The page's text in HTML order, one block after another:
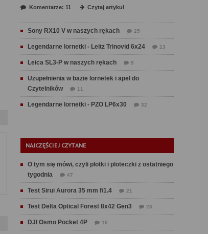
Komentarze: 11 Czytaj artykuł
Sony RX10 V w naszych rękach 25
Legendarne lornetki - Leitz Trinovid 6x24 13
Leica SL3-P w naszych rękach 9
Uzupełnienia w bazie lornetek i apel do
Czytelników
11
Legendarne lornetki - PZO LP6x30 32
NAJCZĘŚCIEJ CZYTANE
O tym się mówi, czyli plotki i ploteczki z ostatniego
tygodnia
47
Test Sirui Aurora 35 mm f/1.4 21
Test Delta Optical Forest 8x42 Gen3 23
DJI Osmo Pocket 4P 10